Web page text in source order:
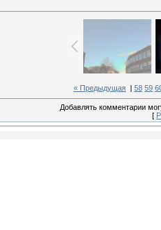
« Предыдущая 58 59
Добавлять комментарии
[